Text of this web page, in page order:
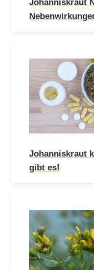
Johanniskraut
Johanniskraut
gibt es!